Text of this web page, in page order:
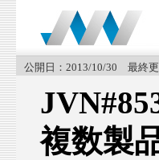
公開日：2013/10/30 最終更
複数製